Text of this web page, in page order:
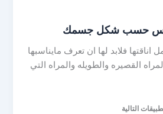
حسب شكل جسمك
اناقتها فلابد لها ان تعرف مايناسبها
القصيره والطويله والمراه التي
التالية